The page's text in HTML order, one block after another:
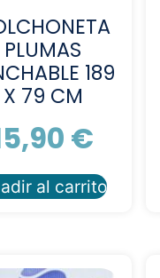
PLUMAS
189
X 79 CM
€
al carrito